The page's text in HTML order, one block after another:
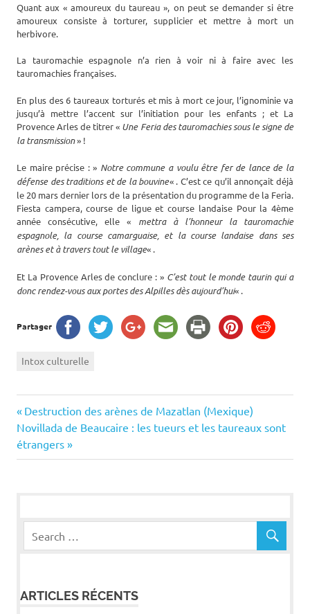
Quant aux « amoureux du taureau », on peut se demander si être
amoureux consiste à torturer, supplicier et mettre à mort un
herbivore.
La tauromachie espagnole n’a rien à voir ni à faire avec les
tauromachies françaises.
En plus des 6 taureaux torturés et mis à mort ce jour, l’ignominie va
jusqu’à mettre l’accent sur l’initiation pour les enfants ; et La
Provence Arles de titrer « Une Feria des tauromachies sous le signe de
la transmission» !
Le maire précise : » Notre commune a voulu être fer de lance de la
défense des traditions et de la bouvine« . C’est ce qu’il annonçait déjà
le 20 mars dernier lors de la présentation du programme de la Feria.
Fiesta campera, course de ligue et course landaise Pour la 4ème
année consécutive, elle « mettra à l’honneur la tauromachie
espagnole, la course camarguaise, et la course landaise dans ses
arènes et à travers tout le village« .
Et La Provence Arles de conclure : » C’est tout le monde taurin qui a
donc rendez-vous aux portes des Alpilles dès aujourd’hui« .
Partager
Intox culturelle
Navigation
de
Previous
Post:
Destruction des arènes de Mazatlan (Mexique)
Next
Post:
Novillada de Beaucaire : les tueurs et les taureaux sont
étrangers
ARTICLES RÉCENTS